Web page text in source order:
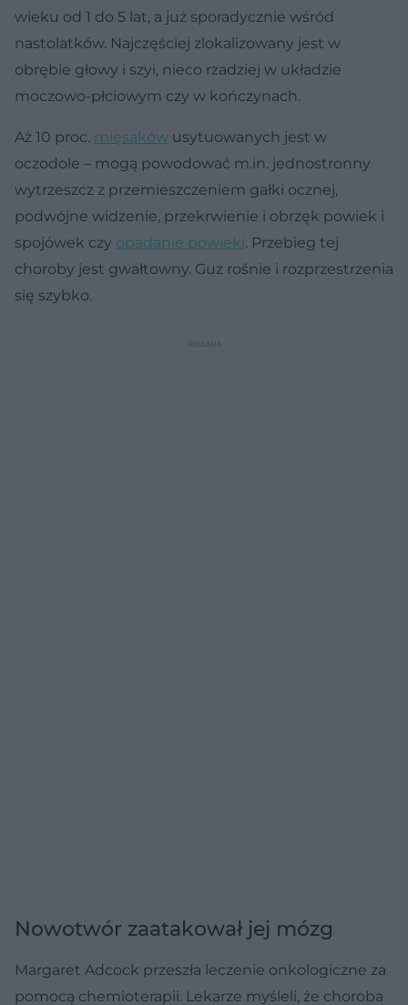
wieku od 1 do 5 lat, a już sporadycznie wśród
nastolatków. Najczęściej zlokalizowany jest w
obrębie głowy i szyi, nieco rzadziej w układzie
moczowo-płciowym czy w kończynach.
Aż 10 proc. mięsaków usytuowanych jest w
oczodole – mogą powodować m.in. jednostronny
wytrzeszcz z przemieszczeniem gałki ocznej,
podwójne widzenie, przekrwienie i obrzęk powiek i
spojówek czy opadanie powieki. Przebieg tej
choroby jest gwałtowny. Guz rośnie i rozprzestrzenia
się szybko.
Nowotwór zaatakował jej mózg
Margaret Adcock przeszła leczenie onkologiczne za
pomocą chemioterapii. Lekarze myśleli, że choroba